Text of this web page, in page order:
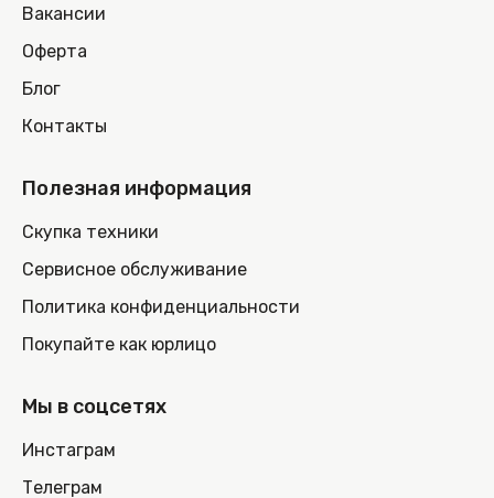
Вакансии
Оферта
Блог
Контакты
Полезная информация
Скупка техники
Сервисное обслуживание
Политика конфиденциальности
Покупайте как юрлицо
Мы в соцсетях
Инстаграм
Телеграм